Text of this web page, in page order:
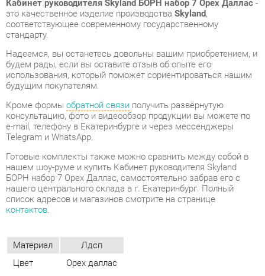
будем рады, если вы оставите отзыв об опыте его
использования, который поможет сориентироваться нашим
будущим покупателям.
консультацию, фото и видеообзор продукции вы можете по
e-mail, телефону в Екатеринбурге и через мессенджеры
Telegram и WhatsApp.
нашем шоу-руме и купить Кабинет руководителя Skyland
БОРН набор 7 Орех Даллас, самостоятельно забрав его с
нашего центрального склада в г. Екатеринбург. Полный
список адресов и магазинов смотрите на странице
контактов
Материал
Лдсп
Цвет
Орех даллас
Пока нет отзывов, поделитесь первым своим мнением.
ДОБАВИТЬ ОТЗЫВ